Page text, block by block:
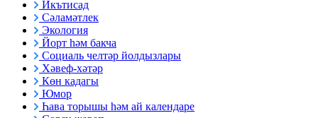
Икътисад
Сәламәтлек
Экология
Йорт һәм бакча
Социаль челтәр йолдызлары
Хәвеф-хәтәр
Көн кадагы
Юмор
Һава торышы һәм ай календаре